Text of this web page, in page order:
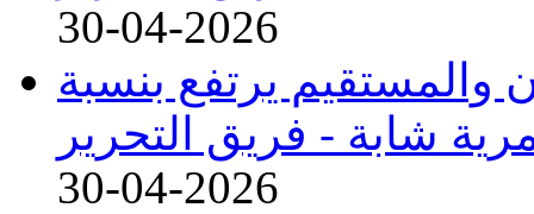
30-04-2026
والمستقيم يرتفع بنسبة
فريق التحرير
30-04-2026